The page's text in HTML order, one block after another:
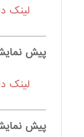
لینک
پیش نمایش
لینک
پیش نمایش